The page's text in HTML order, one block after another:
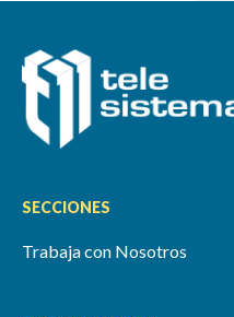
SECCIONES
Trabaja con Nosotros